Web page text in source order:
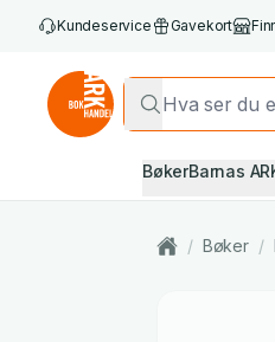
Kundeservice Gavekort
BøkerBarnas
/ Bøker /